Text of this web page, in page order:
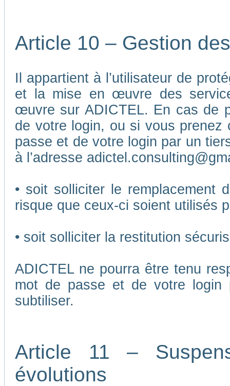
Article 10 – Gestion
Il appartient à l’utilisateur de
et la mise en œuvre des
œuvre sur ADICTEL. En cas de
de votre login, ou si vous prenez
passe et de votre login par un
à l’adresse
• soit solliciter le
risque que ceux-ci soient utilisés
• soit solliciter la restitution
ADICTEL ne pourra être tenu
mot de passe et de votre
subtiliser.
Article 11 –
évolutions